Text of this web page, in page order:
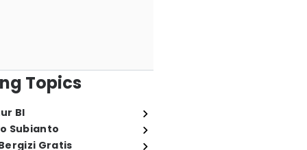
Topics
BI
Subianto
Gratis